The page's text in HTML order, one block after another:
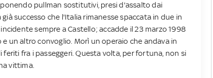
pullman sostitutivi, presi d'assalto dai
successo che l'Italia rimanesse spaccata in due in
sempre a Castello; accadde il 23 marzo 1998
un altro convoglio. Morì un operaio che andava in
fra i passeggeri. Questa volta, per fortuna, non si
vittima.